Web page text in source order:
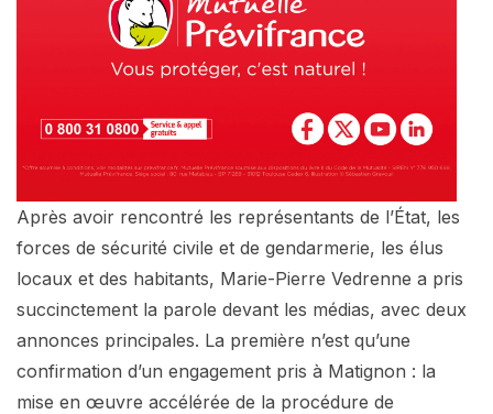
Après avoir rencontré les représentants de l’État, les
forces de sécurité civile et de gendarmerie, les élus
locaux et des habitants, Marie-Pierre Vedrenne a pris
succinctement la parole devant les médias, avec deux
annonces principales. La première n’est qu’une
confirmation d’un engagement pris à Matignon : la
mise en œuvre accélérée de la procédure de